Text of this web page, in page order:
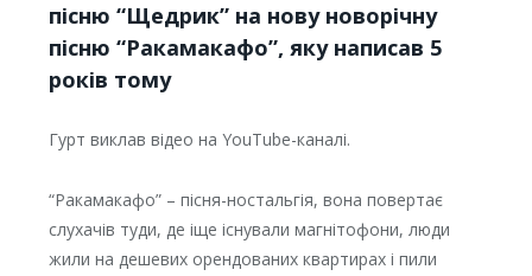
пісню “Щедрик” на нову новорічну
пісню “Ракамакафо”, яку написав 5
років тому
Гурт виклав відео на YouTube-каналі.
“Ракамакафо” – пісня-ностальгія, вона повертає
слухачів туди, де іще існували магнітофони, люди
жили на дешевих орендованих квартирах і пили